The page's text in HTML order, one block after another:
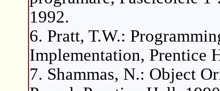
1992.
6. Pratt, T.W.:
Implementation, Prentice
7. Shammas, N.: Object